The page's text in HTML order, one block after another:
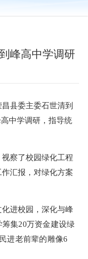
峰高中学调研
县委主委石世清到
中学调研，指导统
察了校园绿化工程
汇报，对绿化方案
进校园，深化与峰
筹集20万资金建设绿
进老前辈的雕像6